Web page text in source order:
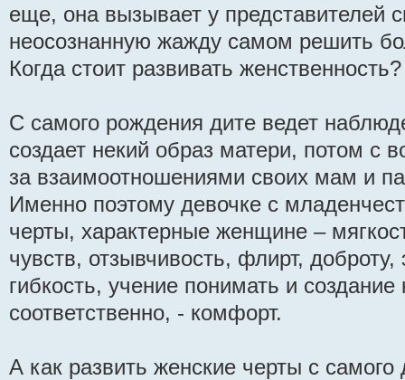
еще, она вызывает у представителей
неосознанную жажду самом решить
Когда стоит развивать женственность?
С самого рождения дите ведет
создает некий образ матери, потом с
за взаимоотношениями своих мам и
Именно поэтому девочке с
черты, характерные женщине –
чувств, отзывчивость, флирт,
гибкость, учение понимать и создание
соответственно, - комфорт.
А как развить женские черты с самого